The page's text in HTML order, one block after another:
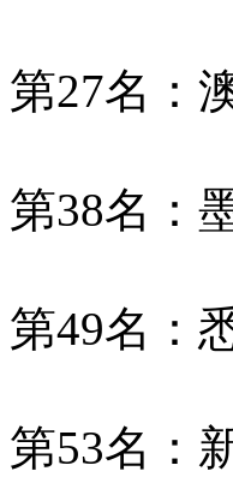
第27名：
第38名：
第49名：
第53名：